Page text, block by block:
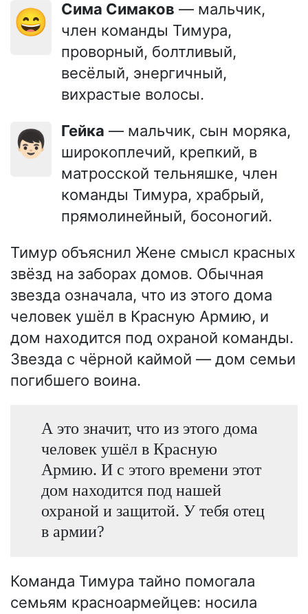
😄 Сима Симаков — мальчик,
член команды Тимура,
проворный, болтливый,
весёлый, энергичный,
вихрастые волосы.
👦🏻 Гейка — мальчик, сын моряка,
широкоплечий, крепкий, в
матросской тельняшке, член
команды Тимура, храбрый,
прямолинейный, босоногий.
Тимур объяснил Жене смысл красных
звёзд на заборах домов. Обычная
звезда означала, что из этого дома
человек ушёл в Красную Армию, и
дом находится под охраной команды.
Звезда с чёрной каймой — дом семьи
погибшего воина.
А это значит, что из этого дома
человек ушёл в Красную
Армию. И с этого времени этот
дом находится под нашей
охраной и защитой. У тебя отец
в армии?
Команда Тимура тайно помогала
семьям красноармейцев: носила